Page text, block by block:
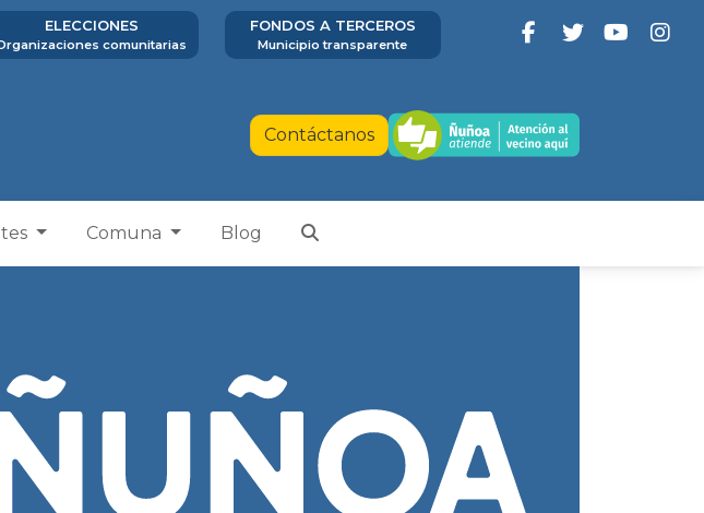
ELECCIONES
comunitarias
FONDOS A TERCEROS
Municipio transparente
Contáctanos
Comuna Blog